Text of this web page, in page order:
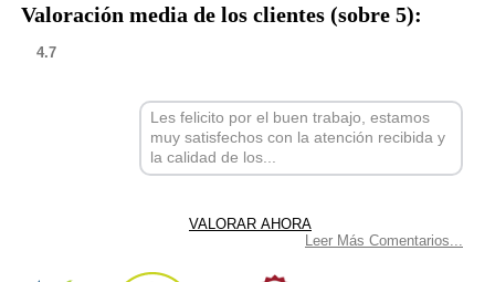
Valoración media de los clientes (sobre 5):
4.7
Les felicito por el buen trabajo, estamos
muy satisfechos con la atención recibida y
la calidad de los...
Leer Más Comentarios...